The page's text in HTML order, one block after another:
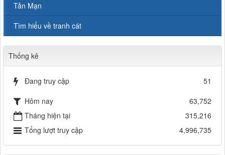
Tản Mạn
Tìm hiểu về tranh cát
Thống kê
Đang truy cập
51
Hôm nay
63,752
Tháng hiện tại
315,216
Tổng lượt truy cập
4,996,735